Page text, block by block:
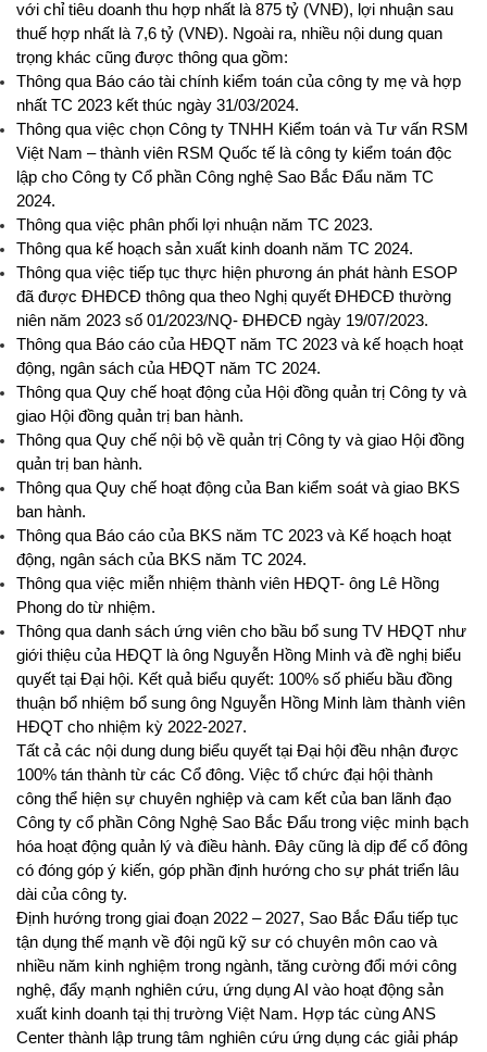
với chỉ tiêu doanh thu hợp nhất là 875 tỷ (VNĐ), lợi nhuận sau
thuế hợp nhất là 7,6 tỷ (VNĐ). Ngoài ra, nhiều nội dung quan
trọng khác cũng được thông qua gồm:
Thông qua Báo cáo tài chính kiểm toán của công ty mẹ và hợp
nhất TC 2023 kết thúc ngày 31/03/2024.
Thông qua việc chọn Công ty TNHH Kiểm toán và Tư vấn RSM
Việt Nam – thành viên RSM Quốc tế là công ty kiểm toán độc
lập cho Công ty Cổ phần Công nghệ Sao Bắc Đẩu năm TC
2024.
Thông qua việc phân phối lợi nhuận năm TC 2023.
Thông qua kế hoạch sản xuất kinh doanh năm TC 2024.
Thông qua việc tiếp tục thực hiện phương án phát hành ESOP
đã được ĐHĐCĐ thông qua theo Nghị quyết ĐHĐCĐ thường
niên năm 2023 số 01/2023/NQ- ĐHĐCĐ ngày 19/07/2023.
Thông qua Báo cáo của HĐQT năm TC 2023 và kế hoạch hoạt
động, ngân sách của HĐQT năm TC 2024.
Thông qua Quy chế hoạt động của Hội đồng quản trị Công ty và
giao Hội đồng quản trị ban hành.
Thông qua Quy chế nội bộ về quản trị Công ty và giao Hội đồng
quản trị ban hành.
Thông qua Quy chế hoạt động của Ban kiểm soát và giao BKS
ban hành.
Thông qua Báo cáo của BKS năm TC 2023 và Kế hoạch hoạt
động, ngân sách của BKS năm TC 2024.
Thông qua việc miễn nhiệm thành viên HĐQT- ông Lê Hồng
Phong do từ nhiệm.
Thông qua danh sách ứng viên cho bầu bổ sung TV HĐQT như
giới thiệu của HĐQT là ông Nguyễn Hồng Minh và đề nghị biểu
quyết tại Đại hội. Kết quả biểu quyết: 100% số phiếu bầu đồng
thuận bổ nhiệm bổ sung ông Nguyễn Hồng Minh làm thành viên
HĐQT cho nhiệm kỳ 2022-2027.
Tất cả các nội dung dung biểu quyết tại Đại hội đều nhận được
100% tán thành từ các Cổ đông. Việc tổ chức đại hội thành
công thể hiện sự chuyên nghiệp và cam kết của ban lãnh đạo
Công ty cổ phần Công Nghệ Sao Bắc Đẩu trong việc minh bạch
hóa hoạt động quản lý và điều hành. Đây cũng là dịp để cổ đông
có đóng góp ý kiến, góp phần định hướng cho sự phát triển lâu
dài của công ty.
Định hướng trong giai đoạn 2022 – 2027, Sao Bắc Đẩu tiếp tục
tận dụng thế mạnh về đội ngũ kỹ sư có chuyên môn cao và
nhiều năm kinh nghiệm trong ngành, tăng cường đổi mới công
nghệ, đẩy mạnh nghiên cứu, ứng dụng AI vào hoạt động sản
xuất kinh doanh tại thị trường Việt Nam. Hợp tác cùng ANS
Center thành lập trung tâm nghiên cứu ứng dụng các giải pháp